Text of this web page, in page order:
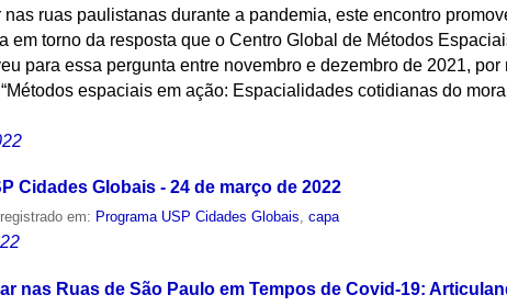
ruas paulistanas durante a pandemia, este encontro
em torno da resposta que o Centro Global de Métodos
para essa pergunta entre novembro e dezembro de 2021, por
espaciais em ação: Espacialidades cotidianas do
Cidades Globais - 24 de março de 2022
em: Programa USP Cidades Globais,capa
nas Ruas de São Paulo em Tempos de Covid-19: